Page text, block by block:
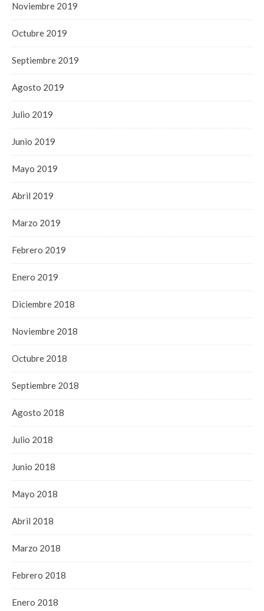
Noviembre 2019
Octubre 2019
Septiembre 2019
Agosto 2019
Julio 2019
Junio 2019
Mayo 2019
Abril 2019
Marzo 2019
Febrero 2019
Enero 2019
Diciembre 2018
Noviembre 2018
Octubre 2018
Septiembre 2018
Agosto 2018
Julio 2018
Junio 2018
Mayo 2018
Abril 2018
Marzo 2018
Febrero 2018
Enero 2018